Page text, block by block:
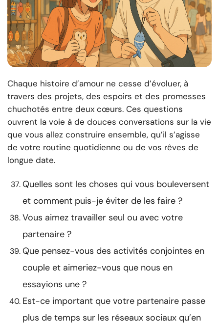
Chaque histoire d’amour ne cesse d’évoluer, à
travers des projets, des espoirs et des promesses
chuchotés entre deux cœurs. Ces questions
ouvrent la voie à de douces conversations sur la vie
que vous allez construire ensemble, qu’il s’agisse
de votre routine quotidienne ou de vos rêves de
longue date.
Quelles sont les choses qui vous bouleversent
et comment puis-je éviter de les faire ?
Vous aimez travailler seul ou avec votre
partenaire ?
Que pensez-vous des activités conjointes en
couple et aimeriez-vous que nous en
essayions une ?
Est-ce important que votre partenaire passe
plus de temps sur les réseaux sociaux qu’en